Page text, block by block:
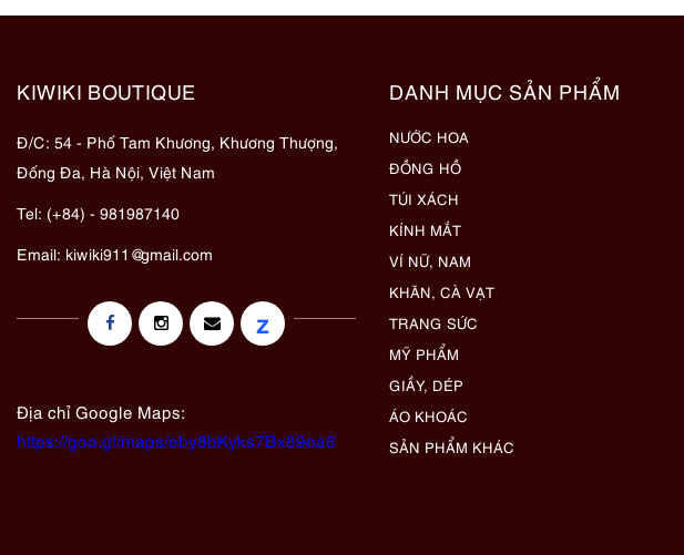
KIWIKI BOUTIQUE
Đ/C: 54 - Phố Tam Khương, Khương Thượng,
Đống Đa, Hà Nội, Việt Nam
Tel: (+84) - 981987140
Email: kiwiki911@gmail.com
z
Địa chỉ Google Maps:
https://goo.gl/maps/eby8bKyks7Bx89oa6
DANH MỤC SẢN PHẨM
NƯỚC HOA
ĐỒNG HỒ
TÚI XÁCH
KÍNH MẮT
VÍ NỮ, NAM
KHĂN, CÀ VẠT
TRANG SỨC
MỸ PHẨM
GIẦY, DÉP
ÁO KHOÁC
SẢN PHẨM KHÁC